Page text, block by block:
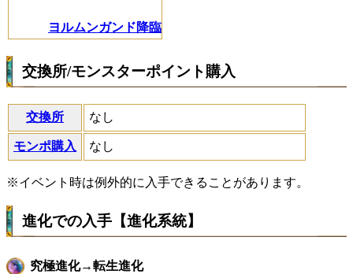
ヨルムンガンド降臨
交換所/モンスターポイント購入
交換所 なし
モンポ購入 なし
※イベント時は例外的に入手できることがあります。
進化での入手【進化系統】
究極進化→転生進化